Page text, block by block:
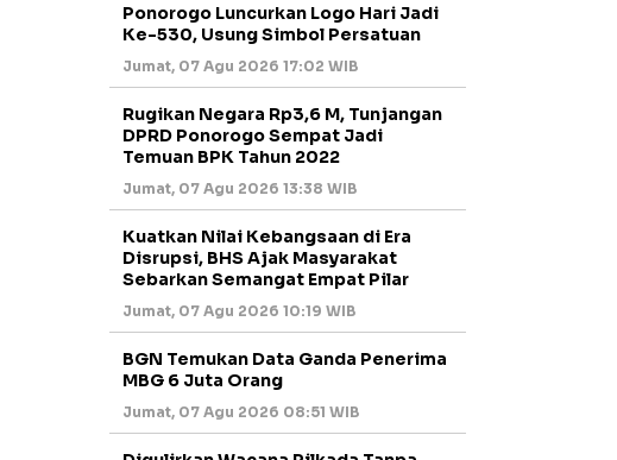
Ponorogo Luncurkan Logo Hari Jadi
Ke-530, Usung Simbol Persatuan
Jumat, 07 Agu 2026 17:02 WIB
Rugikan Negara Rp3,6 M, Tunjangan
DPRD Ponorogo Sempat Jadi
Temuan BPK Tahun 2022
Jumat, 07 Agu 2026 13:38 WIB
Kuatkan Nilai Kebangsaan di Era
Disrupsi, BHS Ajak Masyarakat
Sebarkan Semangat Empat Pilar
Jumat, 07 Agu 2026 10:19 WIB
BGN Temukan Data Ganda Penerima
MBG 6 Juta Orang
Jumat, 07 Agu 2026 08:51 WIB